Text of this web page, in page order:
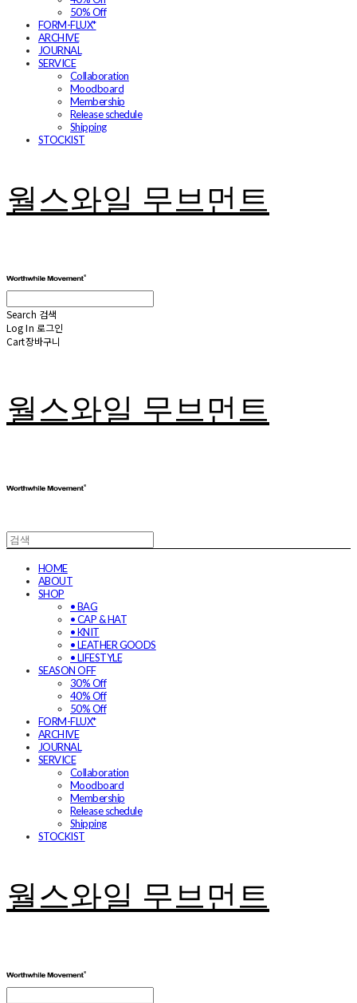
50% Off
FORM-FLUX*
ARCHIVE
JOURNAL
SERVICE
Collaboration
Moodboard
Membership
Release schedule
Shipping
STOCKIST
월스와일 무브먼트
Search 검색
Log In 로그인
Cart장바구니
월스와일 무브먼트
HOME
ABOUT
SHOP
• BAG
• CAP & HAT
• KNIT
• LEATHER GOODS
• LIFESTYLE
SEASON OFF
30% Off
40% Off
50% Off
FORM-FLUX*
ARCHIVE
JOURNAL
SERVICE
Collaboration
Moodboard
Membership
Release schedule
Shipping
STOCKIST
월스와일 무브먼트